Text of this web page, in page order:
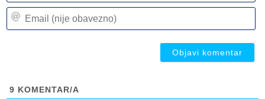
9 KOMENTAR/A